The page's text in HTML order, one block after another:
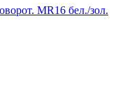
MR16 бел./зол.